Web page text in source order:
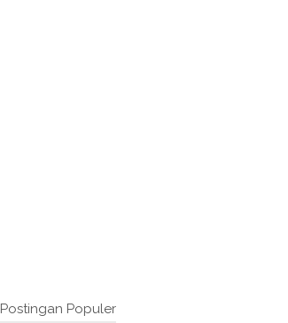
Postingan Populer